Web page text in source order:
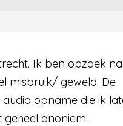
Ik ben opzoek
misbruik/ geweld. De
opname die ik
anoniem.